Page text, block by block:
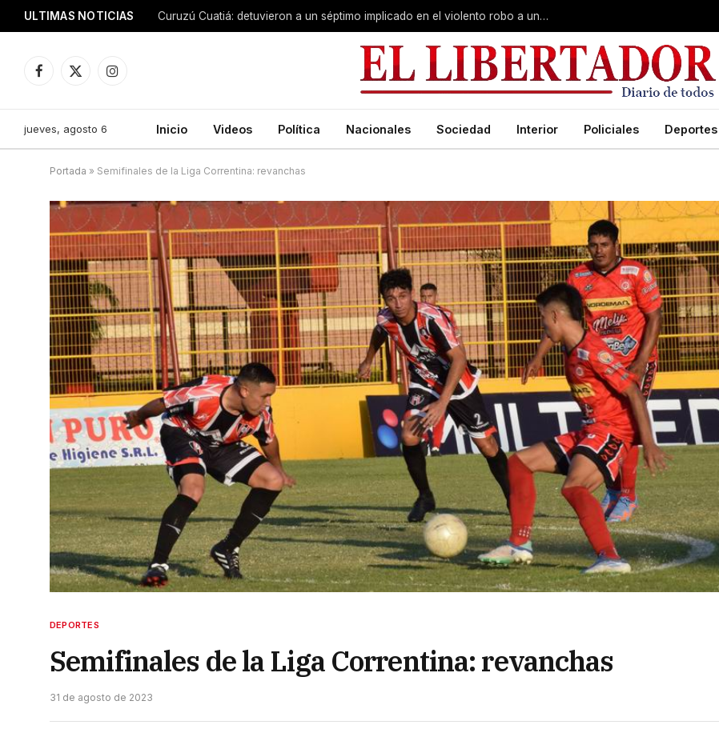
ULTIMAS NOTICIAS Curuzú Cuatiá: detuvieron a un séptimo implicado en el violento robo a una anciana
Facebook
X
Instagram
jueves, agosto 6 Inicio Videos Política Nacionales Sociedad Interior Policiales Deportes
Portada » Semifinales de la Liga Correntina: revanchas
DEPORTES
Semifinales de la Liga Correntina: revanchas
31 de agosto de 2023